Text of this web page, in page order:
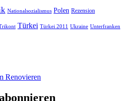
Nationalsozialismus Polen Rezension
Türkei Türkei 2011 Ukraine Unterfranken